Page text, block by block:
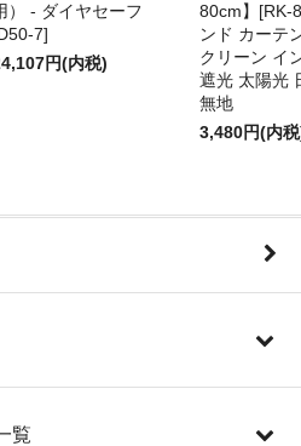
） - ダイヤセーフ
7]
円(内税)
80cm】[RK-
ンド カーテ
クリーン イ
遮光 太陽光
無地
3,480円(内
覧